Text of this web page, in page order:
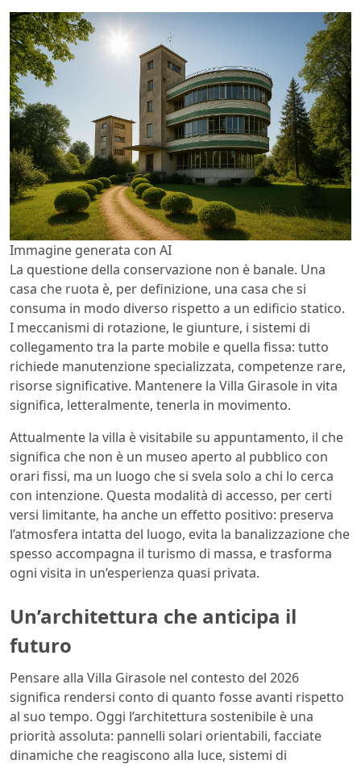
Immagine generata con AI
La questione della conservazione non è banale. Una
casa che ruota è, per definizione, una casa che si
consuma in modo diverso rispetto a un edificio statico.
I meccanismi di rotazione, le giunture, i sistemi di
collegamento tra la parte mobile e quella fissa: tutto
richiede manutenzione specializzata, competenze rare,
risorse significative. Mantenere la Villa Girasole in vita
significa, letteralmente, tenerla in movimento.
Attualmente la villa è visitabile su appuntamento, il che
significa che non è un museo aperto al pubblico con
orari fissi, ma un luogo che si svela solo a chi lo cerca
con intenzione. Questa modalità di accesso, per certi
versi limitante, ha anche un effetto positivo: preserva
l’atmosfera intatta del luogo, evita la banalizzazione che
spesso accompagna il turismo di massa, e trasforma
ogni visita in un’esperienza quasi privata.
Un’architettura che anticipa il
futuro
Pensare alla Villa Girasole nel contesto del 2026
significa rendersi conto di quanto fosse avanti rispetto
al suo tempo. Oggi l’architettura sostenibile è una
priorità assoluta: pannelli solari orientabili, facciate
dinamiche che reagiscono alla luce, sistemi di